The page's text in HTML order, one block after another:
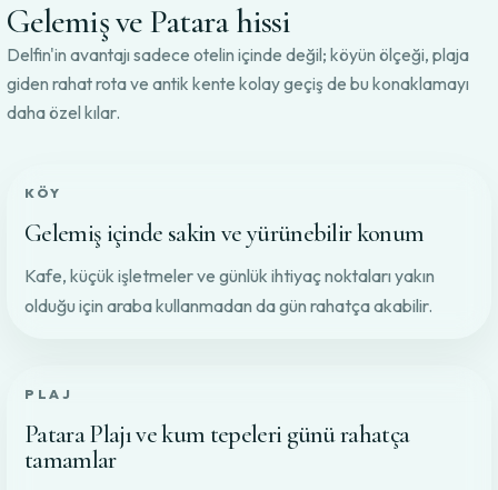
Gelemiş ve Patara hissi
Delfin'in avantajı sadece otelin içinde değil; köyün ölçeği, plaja
giden rahat rota ve antik kente kolay geçiş de bu konaklamayı
daha özel kılar.
KÖY
Gelemiş içinde sakin ve yürünebilir konum
Kafe, küçük işletmeler ve günlük ihtiyaç noktaları yakın
olduğu için araba kullanmadan da gün rahatça akabilir.
PLAJ
Patara Plajı ve kum tepeleri günü rahatça
tamamlar